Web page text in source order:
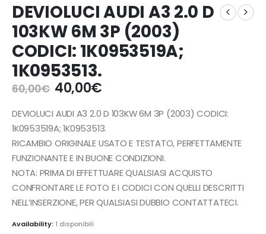
DEVIOLUCI AUDI A3 2.0 D
103KW 6M 3P (2003)
CODICI: 1K0953519A;
1K0953513.
60,00€ Il
prezzo
originale
era:
60,00€.
40,00€Il
attuale
è:
40,00€.
DEVIOLUCI AUDI A3 2.0 D 103KW 6M 3P (2003) CODICI:
1K0953519A; 1K0953513.
RICAMBIO ORIGINALE USATO E TESTATO, PERFETTAMENTE
FUNZIONANTE E IN BUONE CONDIZIONI.
NOTA: PRIMA DI EFFETTUARE QUALSIASI ACQUISTO
CONFRONTARE LE FOTO E I CODICI CON QUELLI DESCRITTI
NELL’INSERZIONE, PER QUALSIASI DUBBIO CONTATTATECI.
Availability: 1 disponibili